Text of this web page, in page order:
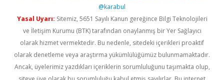
@karabul
Yasal Uyarı: Sitemiz, 5651 Sayılı Kanun gereğince Bilgi Teknolojileri
ve İletişim Kurumu (BTK) tarafından onaylanmış bir Yer Sağlayıcı
olarak hizmet vermektedir. Bu nedenle, sitedeki içerikleri proaktif
olarak denetleme veya araştırma yükümlülüğümüz bulunmamaktadır.
Ancak, üyelerimiz yazdıkları içeriklerin sorumluluğunu taşımakta olup,